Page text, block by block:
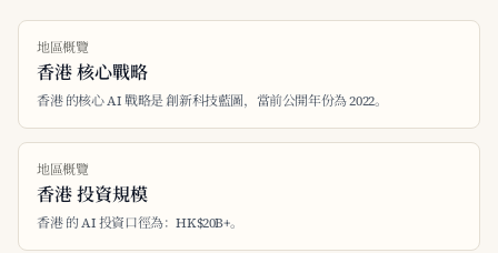
地區概覽
香港 核心戰略
香港 的核心 AI 戰略是 創新科技藍圖，當前公開年份為 2022。
地區概覽
香港 投資規模
香港 的 AI 投資口徑為：HK$20B+。